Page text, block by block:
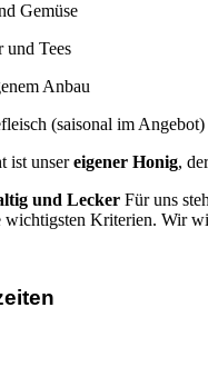
Gemüse
und Tees
Anbau
(saisonal im Angebot)
ist unsereigener Honig,
und Lecker Für uns
wichtigsten Kriterien. Wir